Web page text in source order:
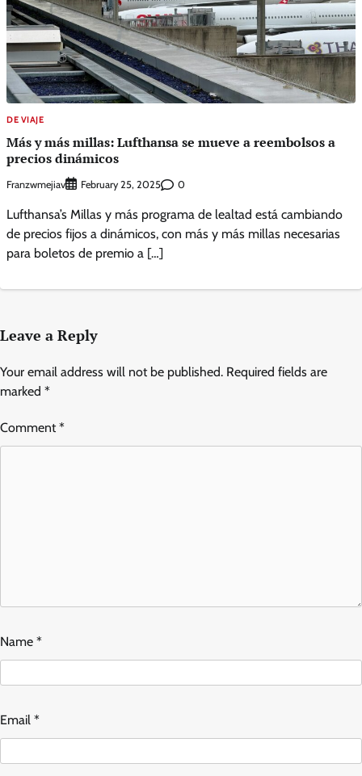
DE VIAJE
Más y más millas: Lufthansa se mueve a reembolsos a
precios dinámicos
Franzwmejiav February 25, 2025 0
Lufthansa’s Millas y más programa de lealtad está cambiando
de precios fijos a dinámicos, con más y más millas necesarias
para boletos de premio a […]
Leave a Reply
Your email address will not be published. Required fields are
marked *
Comment*
Name *
Email *